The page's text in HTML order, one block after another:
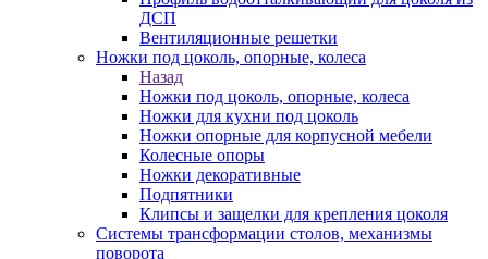
ДСП
Вентиляционные решетки
Ножки под цоколь, опорные, колеса
Назад
Ножки под цоколь, опорные, колеса
Ножки для кухни под цоколь
Ножки опорные для корпусной мебели
Колесные опоры
Ножки декоративные
Подпятники
Клипсы и защелки для крепления цоколя
Системы трансформации столов, механизмы
поворота